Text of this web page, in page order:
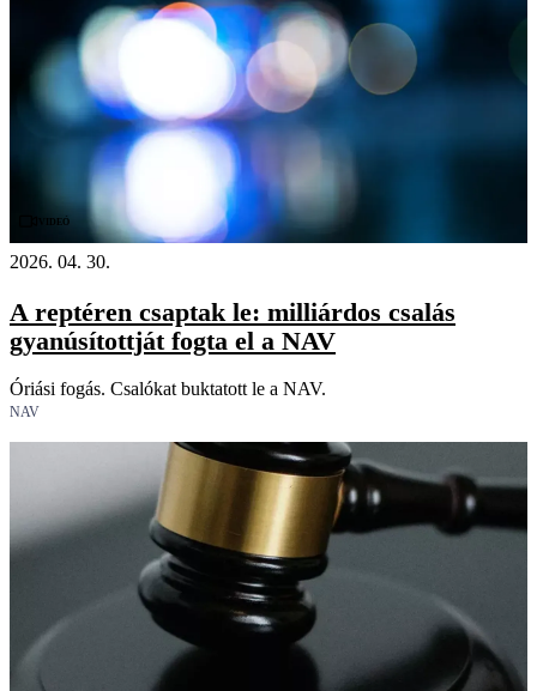
Videó
2026. 04. 30.
A reptéren csaptak le: milliárdos csalás
gyanúsítottját fogta el a NAV
Óriási fogás. Csalókat buktatott le a NAV.
NAV